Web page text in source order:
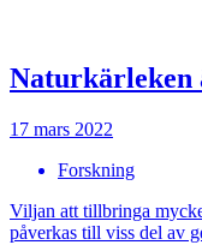
17 mars 2022
Forskning
Viljan att tillbringa
påverkas till viss del av